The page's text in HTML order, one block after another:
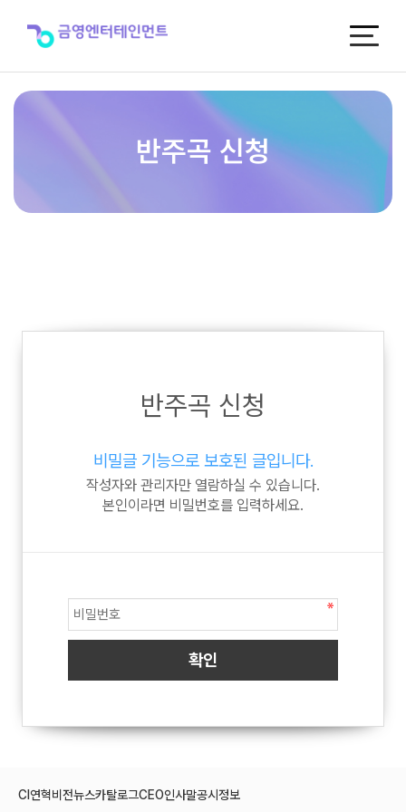
반주곡 신청
반주곡 신청
비밀글 기능으로 보호된 글입니다.
작성자와 관리자만 열람하실 수 있습니다.
본인이라면 비밀번호를 입력하세요.
CI 연혁비전뉴스카탈로그CEO인사말공시정보